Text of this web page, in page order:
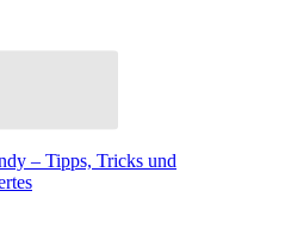
– Tipps, Tricks und